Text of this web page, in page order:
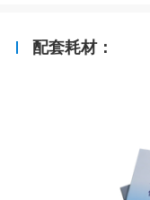
配套耗材：